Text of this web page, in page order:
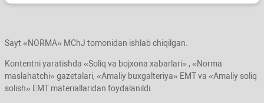
Sayt «NORMA» MChJ tomonidan ishlab chiqilgan.
Kontentni yaratishda «Soliq va bojхona хabarlari» , «Norma
maslahatchi» gazetalari, «Amaliy buхgalteriya» EMT va «Amaliy soliq
solish» EMT materiallaridan foydalanildi.